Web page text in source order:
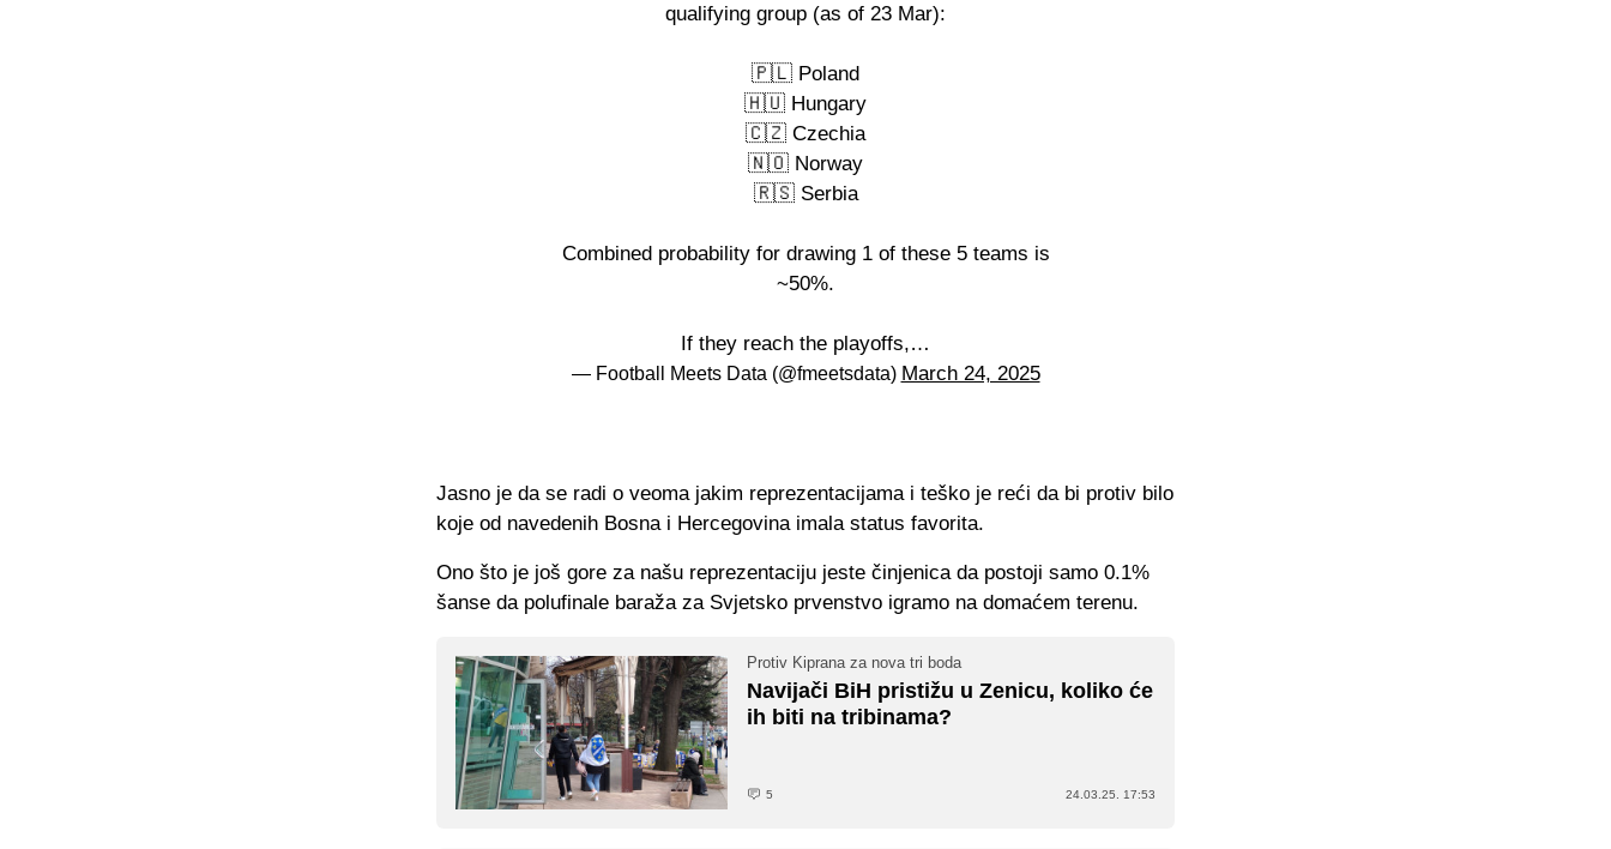
qualifying group (as of 23 Mar):
🇵🇱 Poland
🇭🇺 Hungary
🇨🇿 Czechia
🇳🇴 Norway
🇷🇸 Serbia
Combined probability for drawing 1 of these 5 teams is
~50%.
If they reach the playoffs,…
— Football Meets Data (@fmeetsdata) March 24, 2025
Jasno je da se radi o veoma jakim reprezentacijama i teško je reći da bi protiv bilo
koje od navedenih Bosna i Hercegovina imala status favorita.
Ono što je još gore za našu reprezentaciju jeste činjenica da postoji samo 0.1%
šanse da polufinale baraža za Svjetsko prvenstvo igramo na domaćem terenu.
Protiv Kiprana za nova tri boda
Navijači BiH pristižu u Zenicu, koliko će
ih biti na tribinama?
5 24.03.25. 17:53